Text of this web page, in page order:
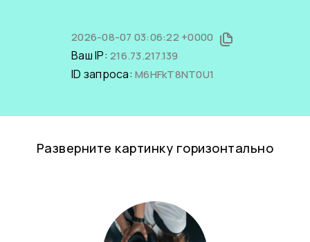
2026-08-07 03:06:22 +0000
Ваш IP: 216.73.217.139
ID запроса: M6HFkT8NT0U1
Разверните картинку горизонтально